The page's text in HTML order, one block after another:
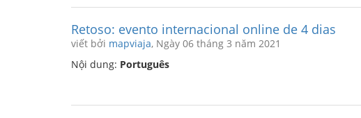
Retoso: evento internacional online de 4 dias
viết bởi mapviaja, Ngày 06 tháng 3 năm 2021
Nội dung: Português